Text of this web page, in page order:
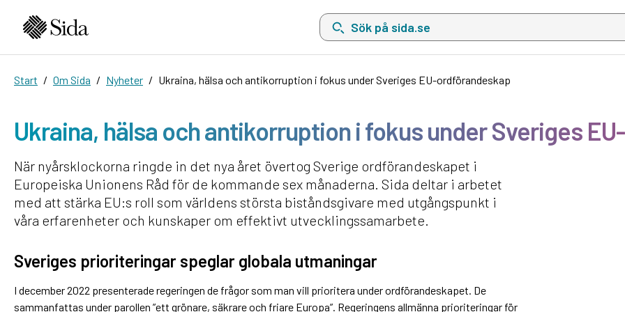
Sök på sida.se, sökförslag kommer att visas i en lista under
Start Om Sida Nyheter Ukraina, hälsa och antikorruption i fokus under Sveriges EU-ordförandeskap
Ukraina, hälsa och antikorruption i fokus under Sveriges
När nyårsklockorna ringde in det nya året övertog Sverige ordförandeskapet i
Europeiska Unionens Råd för de kommande sex månaderna. Sida deltar i arbetet
med att stärka EU:s roll som världens största biståndsgivare med utgångspunkt i
våra erfarenheter och kunskaper om effektivt utvecklingssamarbete.
Sveriges prioriteringar speglar globala utmaningar
I december 2022 presenterade regeringen de frågor som man vill prioritera under ordförandeskapet. De
sammanfattas under parollen ”ett grönare, säkrare och friare Europa”. Regeringens allmänna prioriteringar för